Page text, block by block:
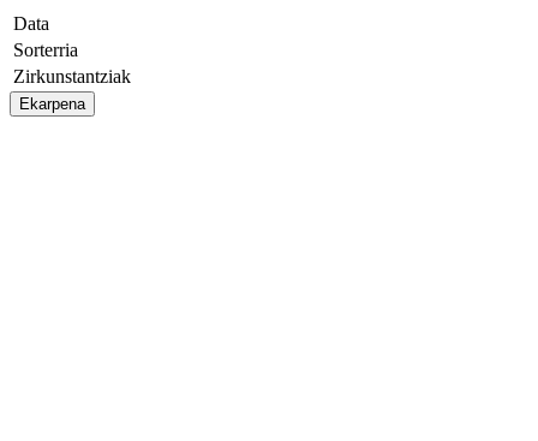
Data
Sorterria
Zirkunstantziak